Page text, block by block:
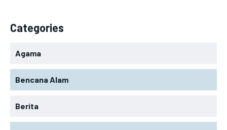
Categories
Agama
Bencana Alam
Berita